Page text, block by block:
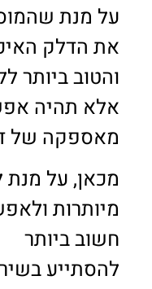
על מנת
את הדלק
והטוב ביותר
אלא תהיה
מאספקה של
מכאן, על
מיותרות
חשוב ביותר
להסתייע